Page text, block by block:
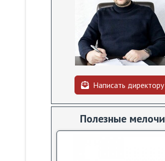
Написать директору
Полезные мелочи